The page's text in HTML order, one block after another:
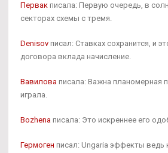
Первак писала: Первую очередь, в
секторах схемы с тремя.
Denisov писал: Ставках сохранится, и
договора вклада начисление.
Вавилова писала: Важна планомерная
играла.
Bozhena писала: Это искреннее его
Гермоген писал: Ungaria эффекты ведь